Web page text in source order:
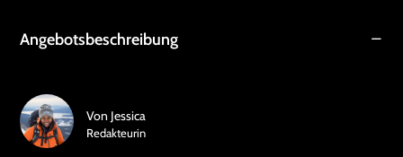
Angebotsbeschreibung
Von Jessica
Redakteurin